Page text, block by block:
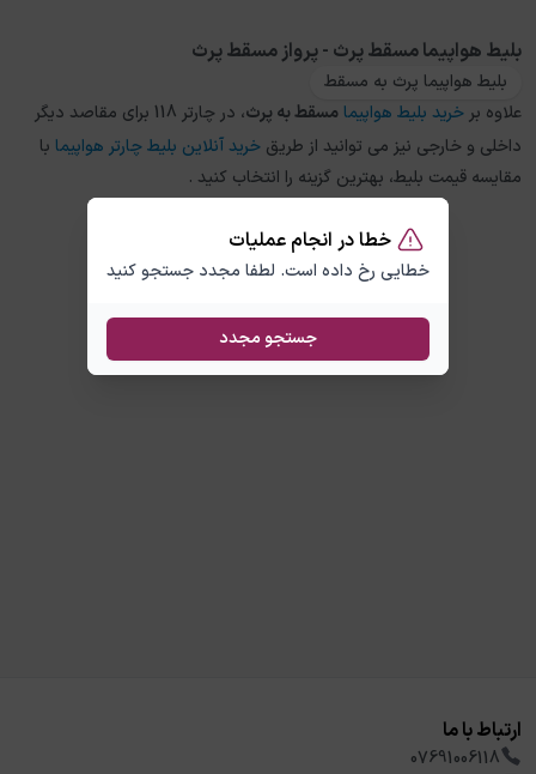
خطا در انجام عملیات
خطایی رخ داده است. لطفا مجدد جستجو کنید
جستجو مجدد
بلیط هواپیما مسقط پرث - پرواز مسقط پرث
بلیط هواپیما پرث به مسقط
علاوه بر خرید بلیط هواپیما مسقطبهپرث
، در چارتر 118 برای مقاصد دیگر
داخلی و خارجی نیز می توانید از طریق خرید آنلاین بلیط چارتر هواپیما با
مقایسه قیمت بلیط، بهترین گزینه را انتخاب کنید .
ارتباط با ما
07691006118